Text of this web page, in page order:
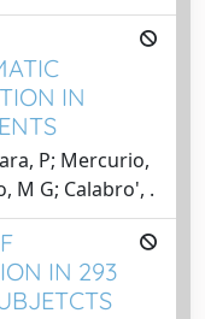
IN
P; Mercurio,
M G; Calabro', .
IN 293